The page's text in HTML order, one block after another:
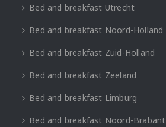
Bed and breakfast Utrecht
Bed and breakfast Noord-Holland
Bed and breakfast Zuid-Holland
Bed and breakfast Zeeland
Bed and breakfast Limburg
Bed and breakfast Noord-Brabant